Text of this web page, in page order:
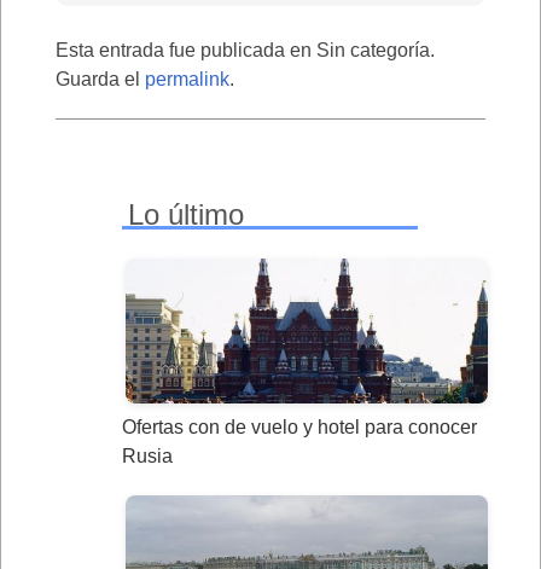
Esta entrada fue publicada en Sin categoría.
Guarda el permalink.
Lo último
Ofertas con de vuelo y hotel para conocer
Rusia